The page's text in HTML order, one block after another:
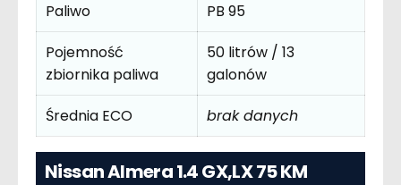
Paliwo
PB 95
Pojemność
zbiornika paliwa
50 litrów / 13
galonów
Średnia ECO
brak danych
Nissan Almera 1.4 GX,LX 75 KM